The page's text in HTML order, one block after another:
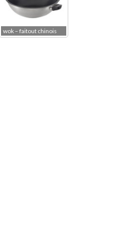
wok – faitout chinois